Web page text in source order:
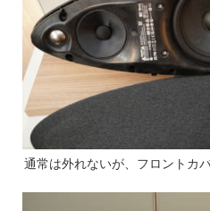
通常は外れないが、フロントカ